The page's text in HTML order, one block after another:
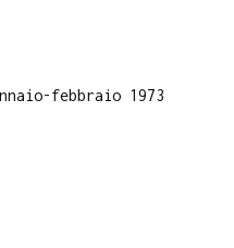
febbraio 1973